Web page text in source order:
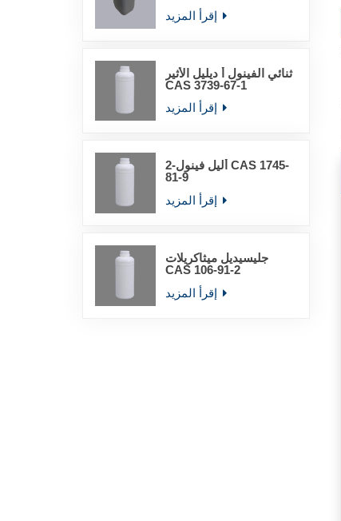
ثنائي الفينول أ ديليل الأثير
CAS 3739-67-1
2-أليل فينول CAS 1745-
81-9
جليسيديل ميثاكريلات
CAS 106-91-2